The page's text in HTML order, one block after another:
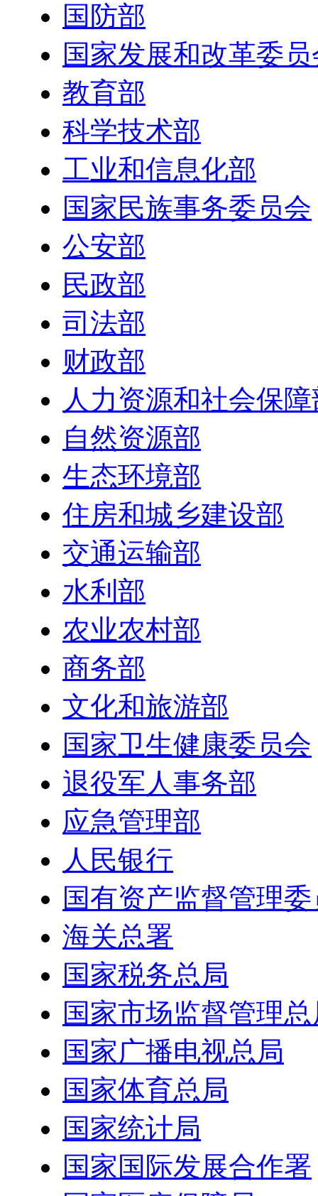
国防部
国家发展和改革委
教育部
科学技术部
工业和信息化部
国家民族事务委员会
公安部
民政部
司法部
财政部
人力资源和社会保
自然资源部
生态环境部
住房和城乡建设部
交通运输部
水利部
农业农村部
商务部
文化和旅游部
国家卫生健康委员会
退役军人事务部
应急管理部
人民银行
国有资产监督管理
海关总署
国家税务总局
国家市场监督管理
国家广播电视总局
国家体育总局
国家统计局
国家国际发展合作署